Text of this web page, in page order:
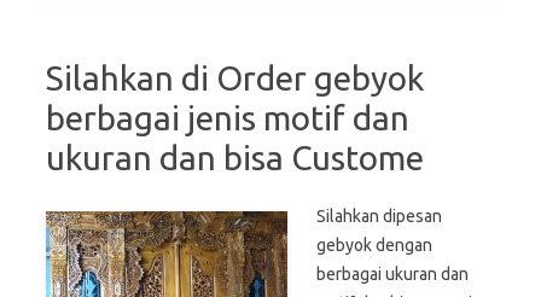
Silahkan di Order gebyok
berbagai jenis motif dan
ukuran dan bisa Custome
Silahkan dipesan
gebyok dengan
berbagai ukuran dan